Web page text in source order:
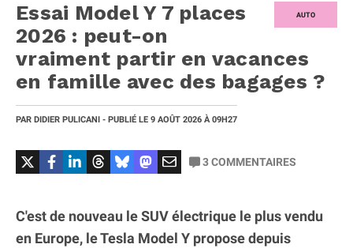
AUTO
Essai Model Y 7 places
2026 : peut-on
vraiment partir en vacances
en famille avec des bagages ?
PAR DIDIER PULICANI - PUBLIÉ LE 9 AOÛT 2026 À 09H27
3COMMENTAIRES
C'est de nouveau le SUV électrique le plus vendu
en Europe, le Tesla Model Y propose depuis